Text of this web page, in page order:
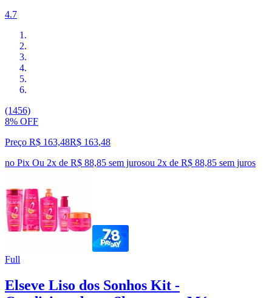
4.7
(1456)
8% OFF
Preço R$ 163,48R$ 163,48
no Pix Ou 2x de R$ 88,85 sem jurosou 2x de R$ 88,85 sem juros
Full
Elseve Liso dos Sonhos Kit -